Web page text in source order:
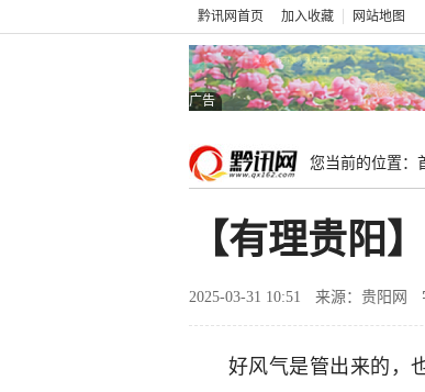
黔讯网首页 加入收藏 网站地图
广告
您当前的位置：
【有理贵阳
2025-03-31 10:51 来源：贵阳网
好风气是管出来的，